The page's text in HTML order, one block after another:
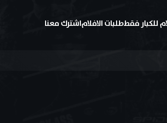
للكبار فقططلبات الافلاماشترك معنا